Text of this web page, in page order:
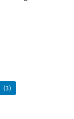
(3)